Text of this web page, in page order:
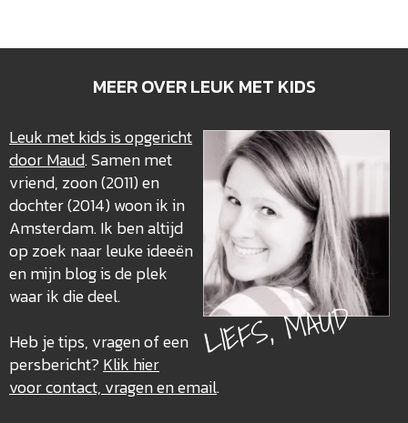
MEER OVER LEUK MET KIDS
LIEFS, MAUD
Leuk met kids is opgericht
door Maud. Samen met
vriend, zoon (2011) en
dochter (2014) woon ik in
Amsterdam. Ik ben altijd
op zoek naar leuke ideeën
en mijn blog is de plek
waar ik die deel.
Heb je tips, vragen of een
persbericht? Klik hier
voor contact, vragen en email.